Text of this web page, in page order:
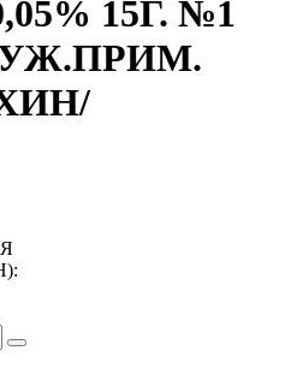
15Г. №1
: